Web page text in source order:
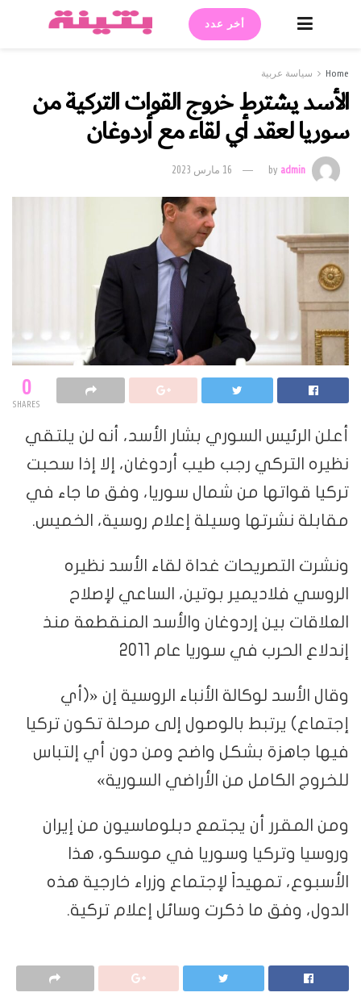
أخر عدد
Home سياسة عربية
الأسد يشترط خروج القوات التركية من
سوريا لعقد أي لقاء مع أردوغان
byadmin 16 مارس 2023
0
SHARES
أعلن الرئيس السوري بشار الأسد، أنه لن يلتقي
نظيره التركي رجب طيب أردوغان، إلا إذا سحبت
تركيا قواتها من شمال سوريا، وفق ما جاء في
مقابلة نشرتها وسيلة إعلام روسية، الخميس.
ونشرت التصريحات غداة لقاء الأسد نظيره
الروسي فلاديمير بوتين، الساعي لإصلاح
العلاقات بين إردوغان والأسد المنقطعة منذ
إندلاع الحرب في سوريا عام 2011
وقال الأسد لوكالة الأنباء الروسية إن «(أي
إجتماع) يرتبط بالوصول إلى مرحلة تكون تركيا
فيها جاهزة بشكل واضح ومن دون أي إلتباس
للخروج الكامل من الأراضي السورية»
ومن المقرر أن يجتمع دبلوماسيون من إيران
وروسيا وتركيا وسوريا في موسكو، هذا
الأسبوع، تمهيداً لإجتماع وزراء خارجية هذه
الدول، وفق ما ذكرت وسائل إعلام تركية.